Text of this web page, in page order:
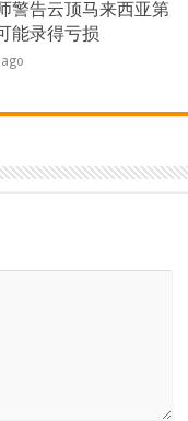
警告云顶马来西亚第
能录得亏损